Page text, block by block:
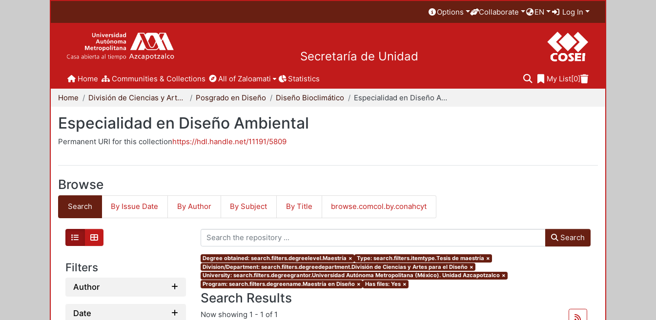
Options Collaborate EN Log In
Secretaría de Unidad
Home Communities & Collections All of Zaloamati Statistics My List[0]
Home División de Ciencias y Artes para el Diseño Posgrado en Diseño Diseño Bioclimático Especialidad en Diseño Ambiental
Especialidad en Diseño Ambiental
Permanent URI for this collectionhttps://hdl.handle.net/11191/5809
Browse
Search By Issue Date By Author By Subject By Title browse.comcol.by.conahcyt
Filters
Author
Date
Search
Degree obtained: search.filters.degreelevel.Maestría × Type: search.filters.itemtype.Tesis de maestría ×
Division/Department: search.filters.degreedepartment.División de Ciencias y Artes para el Diseño ×
University: search.filters.degreegrantor.Universidad Autónoma Metropolitana (México). Unidad Azcapotzalco ×
Program: search.filters.degreename.Maestría en Diseño × Has files: Yes ×
Search Results
Now showing 1 - 1 of 1